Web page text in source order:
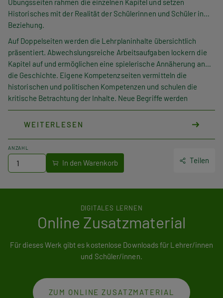
Übungsseiten rahmen die einzelnen Kapitel und setzen
Historisches mit der Realität der Schülerinnen und Schüler in
Beziehung.
Auf Doppelseiten werden die Lehrplaninhalte übersichtlich
präsentiert. Abwechslungsreiche Arbeitsaufgaben lockern die
Kapitel auf und ermöglichen eine spielerische Annäherung an
die Geschichte. Eigene Kompetenzseiten vermitteln die
historischen und politischen Kompetenzen und schulen die
kritische Betrachtung der Inhalte. Neue Begriffe werden
kompakt und verständlich erklärt. Die Rubrik „Wusstest du …“
liefert Wissenswertes, „Funfacts“ und wichtige Ergänzungen zu
WEITERLESEN
ANZAHL
Teilen
DIGITALES LERNEN
Online Zusatzmaterial
Für dieses Werk gibt es kostenlose Downloads für Lehrer/innen
und Schüler/innen.
ZUM ONLINE ZUSATZMATERIAL